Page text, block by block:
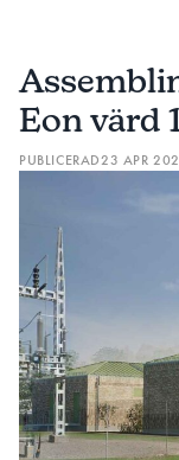
Eon värd
PUBLICERAD23 APR